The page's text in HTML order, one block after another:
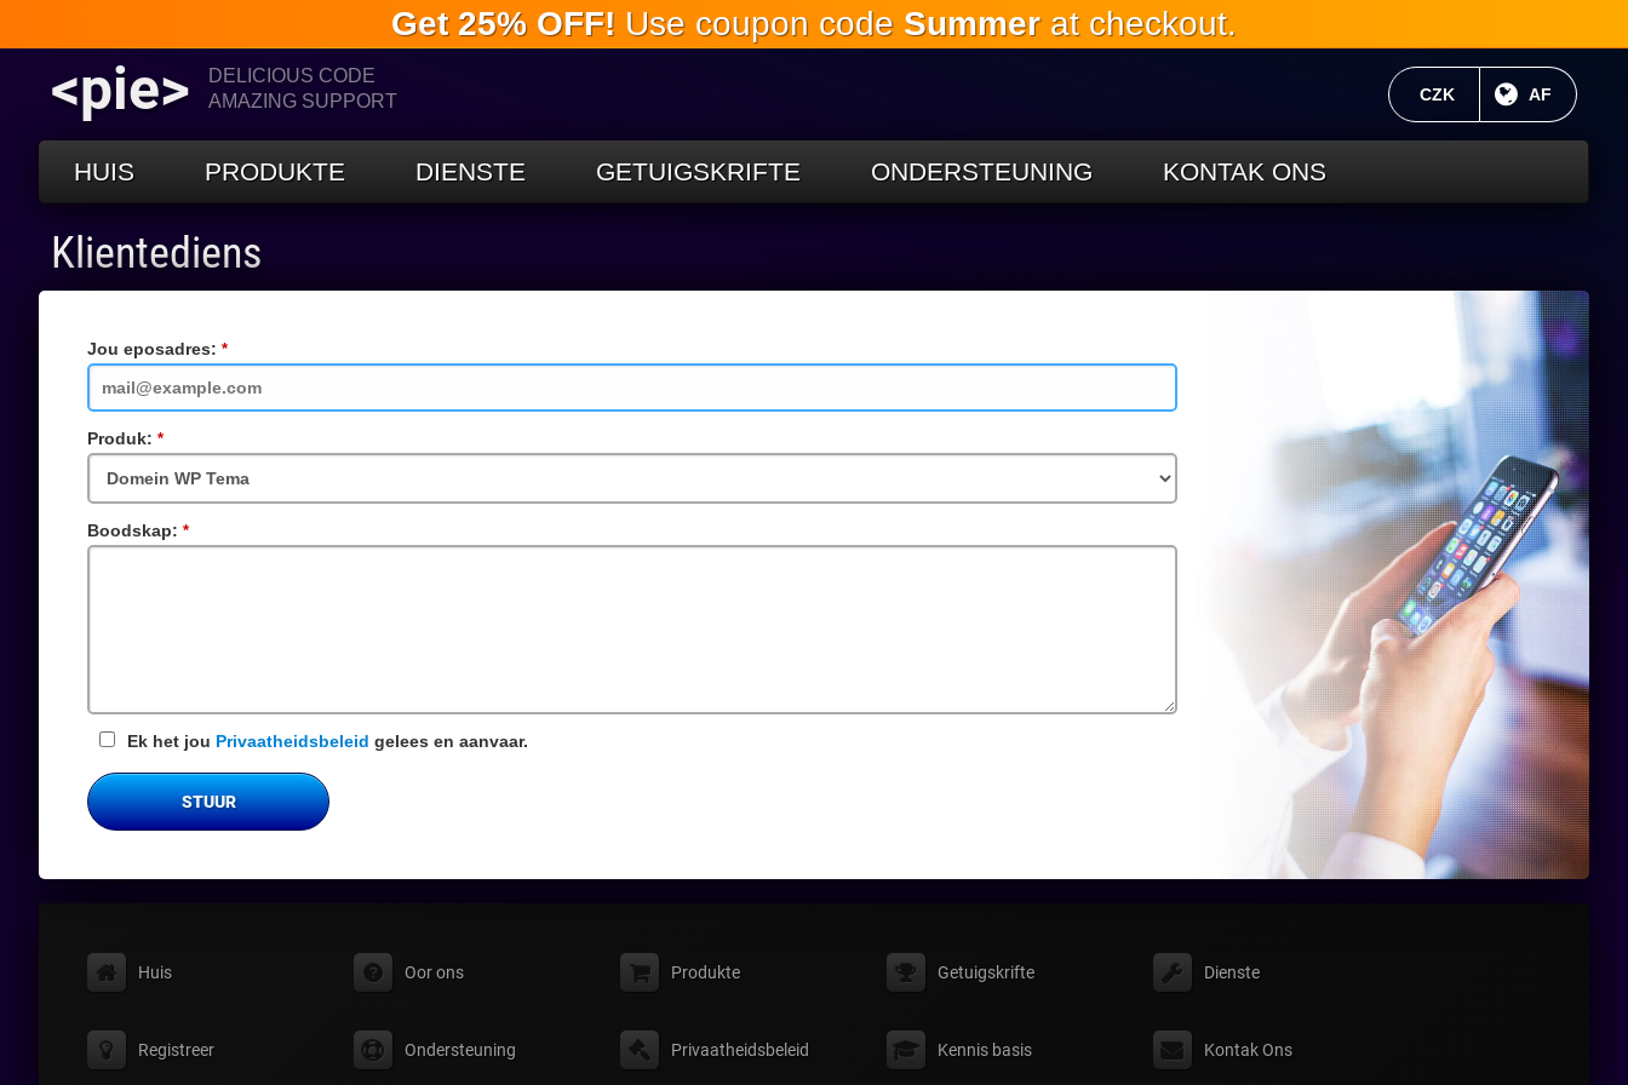
Slaan oor
na die
Get 25% OFF! Use coupon code Summerat checkout.
<pie>
DELICIOUS CODE
AMAZING SUPPORT
HUIDIGE
AF
HUIDIGE GELDEENHEID:
CZK
HUIS PRODUKTE DIENSTE GETUIGSKRIFTE ONDERSTEUNING KONTAK ONS
Klientediens
Jou eposadres:
veld
Produk:
veld
Boodskap:
veld
Ek het jou Privaatheidsbeleid gelees en aanvaar.
STUUR
Huis Oor ons Produkte Getuigskrifte Dienste
Registreer Ondersteuning Privaatheidsbeleid Kennis basis Kontak Ons